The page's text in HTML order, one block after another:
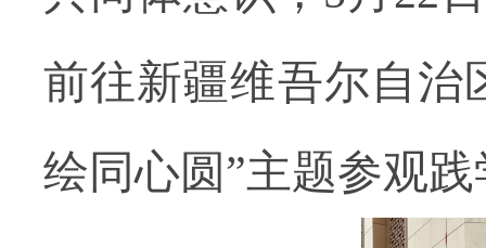
前往新疆维吾尔自治
绘同心圆”主题参观